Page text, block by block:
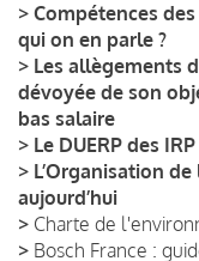
> Compétences
qui on en parle ?
> Les allègements
dévoyée de son
bas salaire
> Le DUERP des
> L’Organisation
aujourd’hui
> Charte de
> Bosch France :